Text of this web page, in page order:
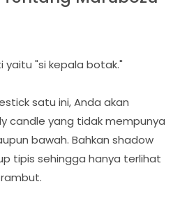
yaitu "si kepala botak."
satu ini, Anda akan
candle yang tidak mempunya
bawah. Bahkan shadow
tipis sehingga hanya terlihat